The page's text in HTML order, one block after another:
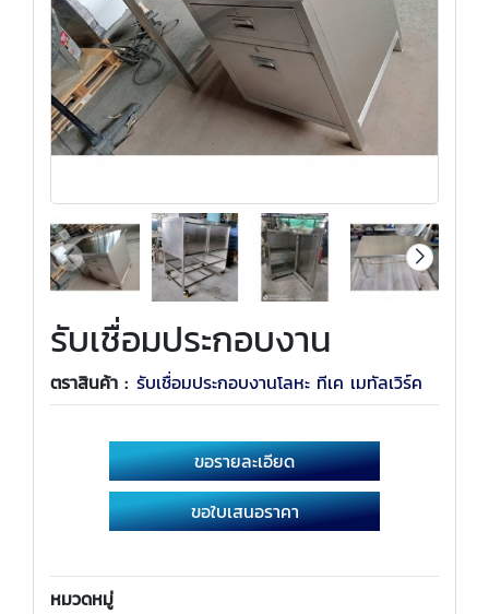
รับเชื่อมประกอบงาน
ตราสินค้า : รับเชื่อมประกอบงานโลหะ ทีเค เมทัลเวิร์ค
ขอรายละเอียด
ขอใบเสนอราคา
หมวดหมู่